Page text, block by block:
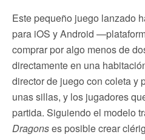
Este pequeño juego lanzado
para iOS y Android
comprar por algo menos de
directamente en una
director de juego con coleta y
unas sillas, y los jugadores
partida. Siguiendo el modelo
Dragonses posible crear